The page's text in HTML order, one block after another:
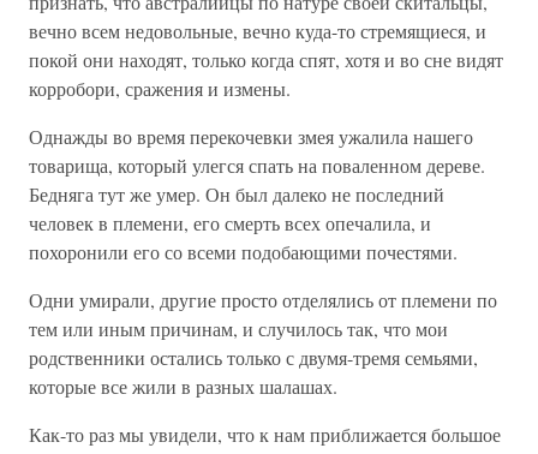
вечно всем недовольные, вечно куда-то стремящиеся, и
покой они находят, только когда спят, хотя и во сне видят
корробори, сражения и измены.
Однажды во время перекочевки змея ужалила нашего
товарища, который улегся спать на поваленном дереве.
Бедняга тут же умер. Он был далеко не последний
человек в племени, его смерть всех опечалила, и
похоронили его со всеми подобающими почестями.
Одни умирали, другие просто отделялись от племени по
тем или иным причинам, и случилось так, что мои
родственники остались только с двумя-тремя семьями,
которые все жили в разных шалашах.
Как-то раз мы увидели, что к нам приближается большое